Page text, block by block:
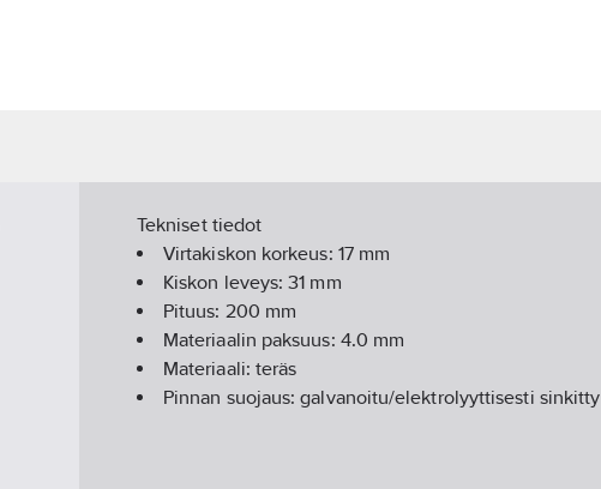
Tekniset tiedot
Virtakiskon korkeus: 17mm
Kiskon leveys:31 mm
Pituus: 200 mm
Materiaalin paksuus: 4.0 mm
Materiaali: teräs
Pinnan suojaus:galvanoitu/elektrolyyttisesti sinkitty